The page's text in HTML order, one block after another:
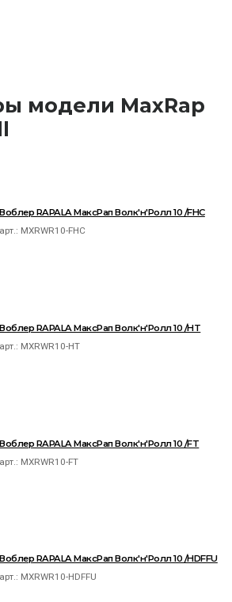
модели MaxRap
Воблер RAPALA МаксРап Волк'н'Ролл 10 /FHC
арт.: MXRWR10-FHC
Воблер RAPALA МаксРап Волк'н'Ролл 10 /HT
арт.: MXRWR10-HT
Воблер RAPALA МаксРап Волк'н'Ролл 10 /FT
арт.: MXRWR10-FT
Воблер RAPALA МаксРап Волк'н'Ролл 10 /HDFFU
арт.: MXRWR10-HDFFU